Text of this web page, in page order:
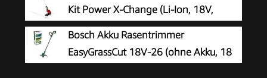
Kit Power X-Change (Li-Ion, 18V,
Motorkopf drehbar, Flowerguard, inkl
20 Kunststoffmesser, inkl. 2,0Ah Akku und
Ladegerät)
Bosch Akku Rasentrimmer
EasyGrassCut 18V-26 (ohne Akku, 18